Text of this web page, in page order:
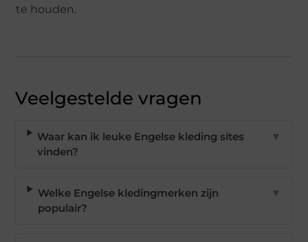
te houden.
Veelgestelde vragen
Waar kan ik leuke Engelse kleding sites
vinden?
▼
Welke Engelse kledingmerken zijn
populair?
▼